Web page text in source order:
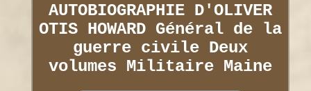
AUTOBIOGRAPHIE D'OLIVER
OTIS HOWARD Général de la
guerre civile Deux
volumes Militaire Maine